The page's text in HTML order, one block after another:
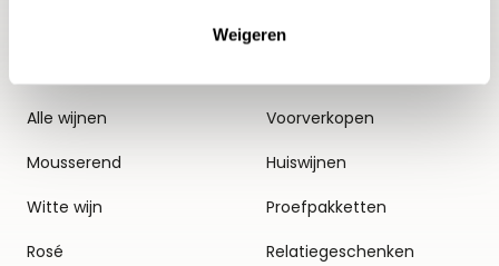
Weigeren
Alle wijnen
Mousserend
Witte wijn
Rosé
Thema's
Voorverkopen
Huiswijnen
Proefpakketten
Relatiegeschenken